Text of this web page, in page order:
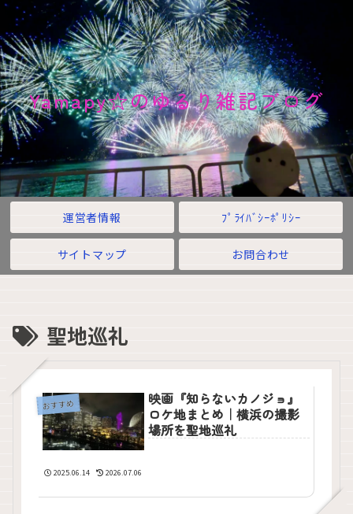
Yamapy☆のゆるり雑記ブログ
運営者情報 ﾌﾟﾗｲﾊﾞｼｰﾎﾟﾘｼｰ
サイトマップ お問合わせ
聖地巡礼
おすすめ
映画『知らないカノジョ』
ロケ地まとめ｜横浜の撮影
場所を聖地巡礼
2025.06.14 2026.07.06